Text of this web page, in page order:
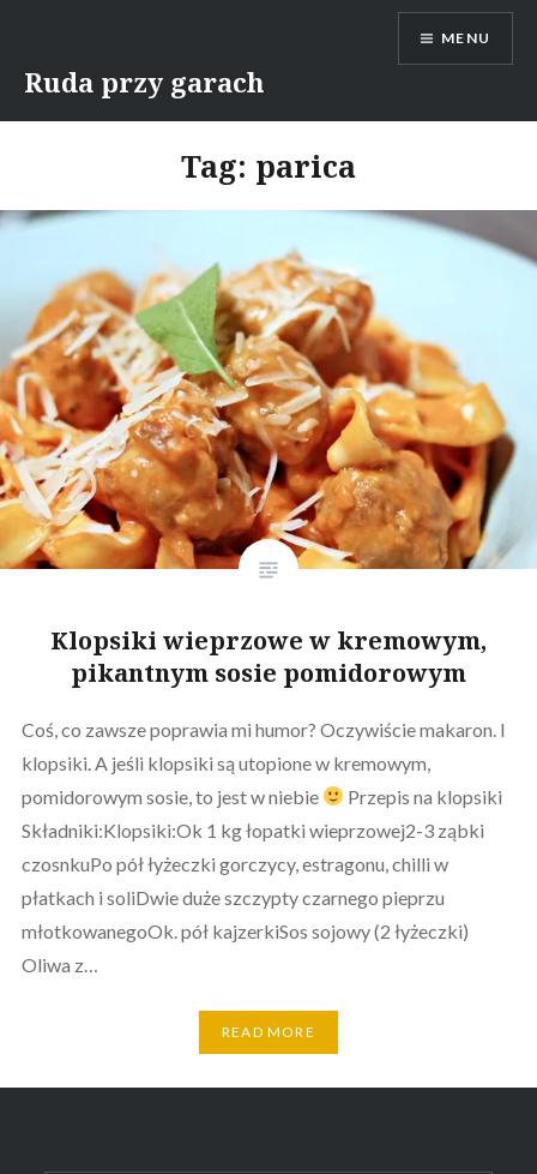
content
Ruda przy garach
MENU
Tag: parica
Klopsiki wieprzowe w kremowym,
pikantnym sosie pomidorowym
Coś, co zawsze poprawia mi humor? Oczywiście makaron. I
klopsiki. A jeśli klopsiki są utopione w kremowym,
pomidorowym sosie, to jest w niebie
Przepis na klopsiki
Składniki:Klopsiki:Ok 1 kg łopatki wieprzowej2-3 ząbki
czosnkuPo pół łyżeczki gorczycy, estragonu, chilli w
płatkach i soliDwie duże szczypty czarnego pieprzu
młotkowanegoOk. pół kajzerkiSos sojowy (2 łyżeczki)
Oliwa z…
READ MORE